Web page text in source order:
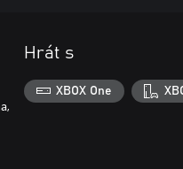
Hrát s
XBOX One